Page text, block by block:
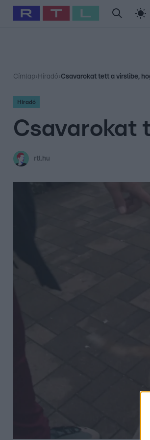
Babits Marcella Szellő István Most
Címlap› Híradó›Csavarokat tett a virslibe,
Híradó
Csavarokat
rtl.hu